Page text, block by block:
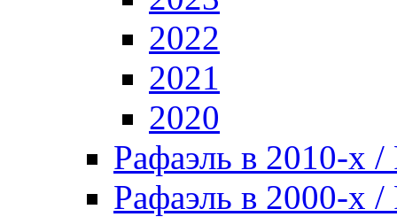
2022
2021
2020
Рафаэль в 2010-х /
Рафаэль в 2000-х /